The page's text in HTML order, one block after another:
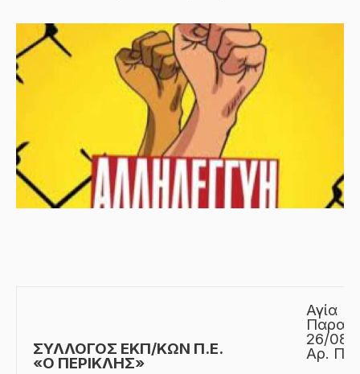
ΣΥΛΛΟΓΟΣ ΕΚΠ/KΩΝ Π.Ε.
«Ο ΠΕΡΙΚΛΗΣ»
Αγία
26/08/
Αρ.